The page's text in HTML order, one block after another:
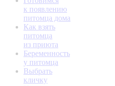
к появлению
питомца дома
Как взять
питомца
из приюта
Беременность
у питомца
Выбрать
кличку